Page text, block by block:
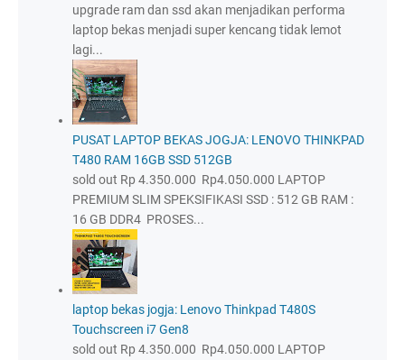
upgrade ram dan ssd akan menjadikan performa
laptop bekas menjadi super kencang tidak lemot
lagi...
PUSAT LAPTOP BEKAS JOGJA: LENOVO THINKPAD
T480 RAM 16GB SSD 512GB
sold out Rp 4.350.000 Rp4.050.000 LAPTOP
PREMIUM SLIM SPEKSIFIKASI SSD : 512 GB RAM :
16 GB DDR4 PROSES...
laptop bekas jogja: Lenovo Thinkpad T480S
Touchscreen i7 Gen8
sold out Rp 4.350.000 Rp4.050.000 LAPTOP